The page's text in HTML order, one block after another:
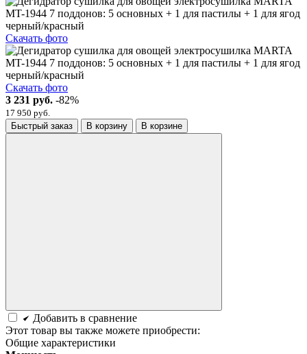
Скачать фото
Скачать фото
3 231 руб. -82%
17 950 руб.
Быстрый заказ
В корзину В корзине
Добавить в сравнение
Этот товар вы также можете приобрести:
Общие характеристики